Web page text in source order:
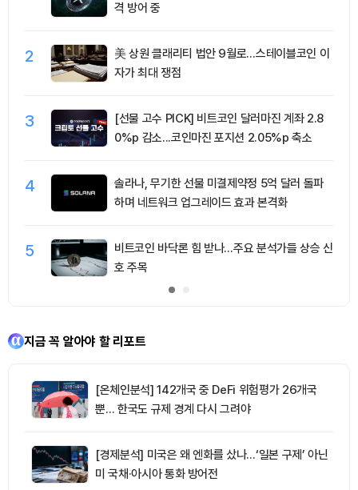
격 방어 중
2
美 상원 클래리티 법안 9월로…스테이블코인 이
자가 최대 쟁점
3
[선물 고수 PICK] 비트코인 달러마진 계좌 2.8
0%p 감소...코인마진 포지션 2.05%p 축소
4
솔라나, 무기한 선물 미결제약정 5억 달러 돌파
하며 네트워크 업그레이드 효과 본격화
5
비트코인 바닥론 힘 받나…주요 분석가들 상승 신
호 주목
지금 꼭 알아야 할 리포트
[온체인분석] 142개국 중 DeFi 위험평가 26개국
뿐… 한국도 규제 경계 다시 그려야
[경제분석] 미국은 왜 엔화를 샀나…‘일본 구제’ 아닌
미 국채·아시아 통화 방어전